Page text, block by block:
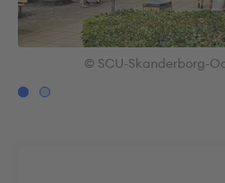
© SCU-Skanderborg-